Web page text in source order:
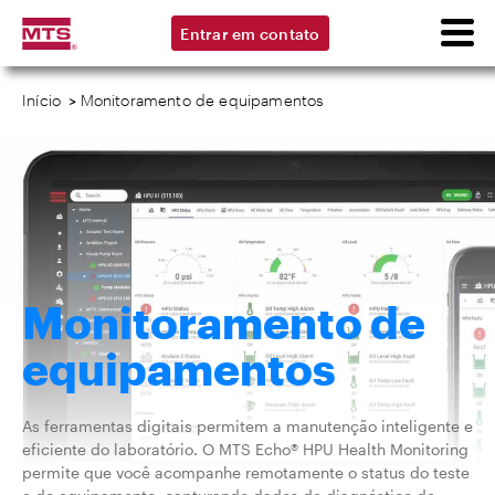
Entrar em contato
Início > Monitoramento de equipamentos
Monitoramento de
equipamentos
As ferramentas digitais permitem a manutenção inteligente e
eficiente do laboratório. O MTS Echo® HPU Health Monitoring
permite que você acompanhe remotamente o status do teste